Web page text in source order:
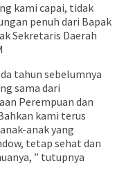
kami capai, tidak
penuh dari Bapak
Sekretaris Daerah
tahun sebelumnya
sama dari
Perempuan dan
kami terus
anak yang
tetap sehat dan
” tutupnya